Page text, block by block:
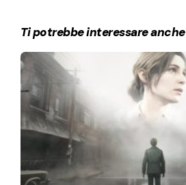
Ti potrebbe interessare anche